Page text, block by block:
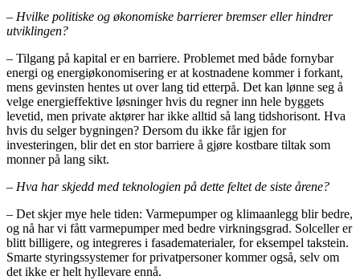
– Hvilke politiske og økonomiske barrierer bremser eller hindrer
utviklingen?
– Tilgang på kapital er en barriere. Problemet med både fornybar
energi og energiøkonomisering er at kostnadene kommer i forkant,
mens gevinsten hentes ut over lang tid etterpå. Det kan lønne seg å
velge energieffektive løsninger hvis du regner inn hele byggets
levetid, men private aktører har ikke alltid så lang tidshorisont. Hva
hvis du selger bygningen? Dersom du ikke får igjen for
investeringen, blir det en stor barriere å gjøre kostbare tiltak som
monner på lang sikt.
– Hva har skjedd med teknologien på dette feltet de siste årene?
– Det skjer mye hele tiden: Varmepumper og klimaanlegg blir bedre,
og nå har vi fått varmepumper med bedre virkningsgrad. Solceller er
blitt billigere, og integreres i fasadematerialer, for eksempel takstein.
Smarte styringssystemer for privatpersoner kommer også, selv om
det ikke er helt hyllevare ennå.